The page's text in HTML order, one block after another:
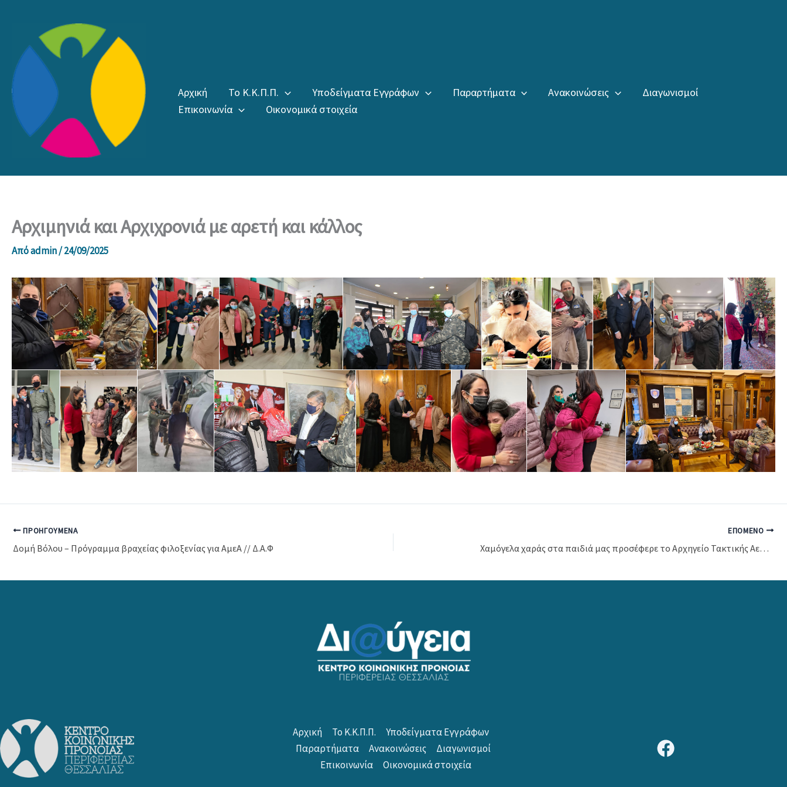
περιεχόμενο
Αρχική Το Κ.Κ.Π.Π. Υποδείγματα Εγγράφων Παραρτήματα Ανακοινώσεις
Διαγωνισμοί
Επικοινωνία
Οικονομικά στοιχεία
Αρχιμηνιά και Αρχιχρονιά με αρετή και κάλλος
Απόadmin/24/09/2025
ΠΡΟΗΓΟΎΜΕΝΑ
Δομή Βόλου – Πρόγραμμα βραχείας φιλοξενίας για ΑμεΑ // Δ.Α.Φ
ΕΠΌΜΕΝΟ
Χαμόγελα χαράς στα παιδιά μας προσέφερε το Αρχηγείο Τακτικής Αεροπορίας
Αρχική Το Κ.Κ.Π.Π.
Υποδείγματα Εγγράφων
Παραρτήματα
Ανακοινώσεις
Διαγωνισμοί
Επικοινωνία
Οικονομικά στοιχεία